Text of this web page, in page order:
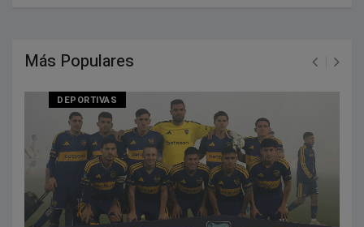
Más Populares
DEPORTIVAS